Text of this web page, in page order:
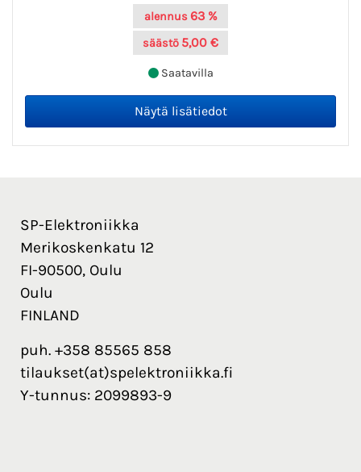
alennus 63 %
säästö 5,00 €
Saatavilla
SP-Elektroniikka
Merikoskenkatu 12
FI-90500, Oulu
Oulu
FINLAND
puh. +358 85565 858
tilaukset(at)spelektroniikka.fi
Y-tunnus: 2099893-9